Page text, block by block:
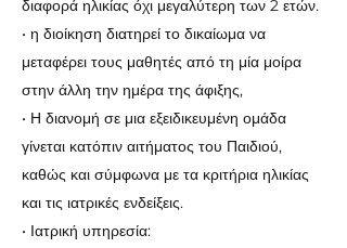
διαφορά ηλικίας όχι μεγαλύτερη των 2 ετών.
• η διοίκηση διατηρεί το δικαίωμα να
μεταφέρει τους μαθητές από τη μία μοίρα
στην άλλη την ημέρα της άφιξης,
• Η διανομή σε μια εξειδικευμένη ομάδα
γίνεται κατόπιν αιτήματος του Παιδιού,
καθώς και σύμφωνα με τα κριτήρια ηλικίας
και τις ιατρικές ενδείξεις.
• Ιατρική υπηρεσία: